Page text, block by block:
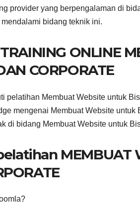
provider yang berpengalaman di
bidang teknik ini.
ONLINE
CORPORATE
pelatihan Membuat Website untuk
mengenai Membuat Website
di bidang Membuat Website untuk
MEMBUAT